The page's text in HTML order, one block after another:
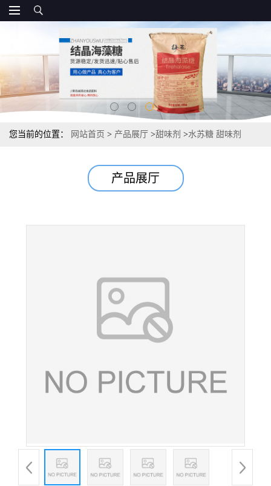
您当前的位置： 网站首页 > 产品展厅 >甜味剂 >水苏糖 甜味剂
产品展厅